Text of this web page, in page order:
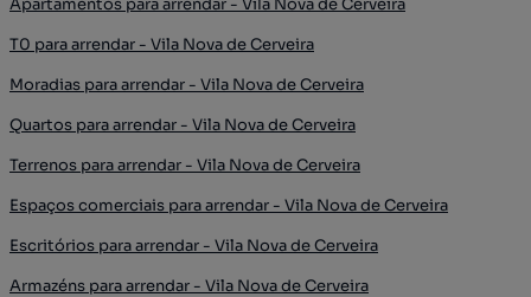
Apartamentos para arrendar - Vila Nova de Cerveira
T0 para arrendar - Vila Nova de Cerveira
Moradias para arrendar - Vila Nova de Cerveira
Quartos para arrendar - Vila Nova de Cerveira
Terrenos para arrendar - Vila Nova de Cerveira
Espaços comerciais para arrendar - Vila Nova de Cerveira
Escritórios para arrendar - Vila Nova de Cerveira
Armazéns para arrendar - Vila Nova de Cerveira